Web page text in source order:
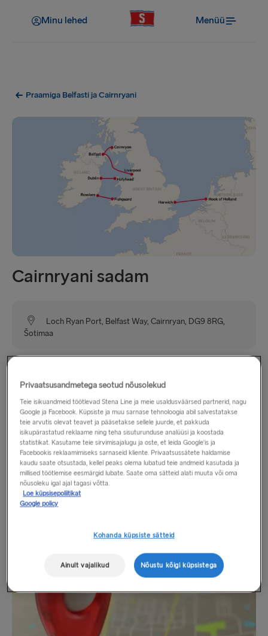
Minu lehed Menüü
Praamiga Belfasti ja Cairnryani
Cairnryani sadam
Loch Ryan Port, Belfast Way, Cairnryan, DG9 8RG,
Šotimaa
Šotimaal. Siit väljub Belfasti kuni 6 reisi päevas. Cairnryan on
väike küla, kus on pood ja paar kodumajutust&. Cairnryani
läheduses on hulk hotelle, külalistemaju,&kodumajutusi,
samuti kauplusi, kohvikuid, restorane ja bensiinijaamu.
Lahtiolekuajad
esmaspäev – pühapäev: 6.00 – 22.00
Privaatsusandmetega seotud nõusolekud
Teie isikuandmeid töötlevad Stena Line ja meie usaldusväärsed partnerid, nagu
Google ja Facebook. Küpsiste ja muu sarnase tehnoloogia abil salvestatakse
teie arvutis olevat teavet ja pääsetakse sellele juurde, et pakkuda
isikupärastatud reklaame ning teha sisuturunduse analüüsi ja koostada
statistikat. Kasutame teie sirvimisajalugu ja oste, et leida Google'is ja
Facebookis reklaamimiseks sarnaseid kliente. Privaatsussätete haldamise
kaudu saate otsustada, kellel peaks olema lubatud teie andmeid kasutada ja
millised töötlemise eesmärgid lubate. Saate oma sätteid alati muuta või oma
nõusoleku igal ajal tagasi võtta.
Loe küpsisepoliitikat
Google policy
Kohanda küpsiste sätteid
Ainult vajalikud Nõustu kõigi küpsistega